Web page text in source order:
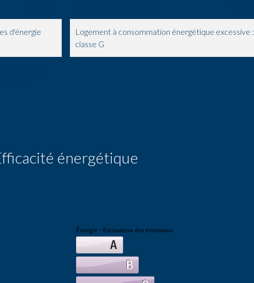
d'énergie
Logement à consommation énergétique excessive :
classe G
énergétique
Énergie - Estimation des émissions